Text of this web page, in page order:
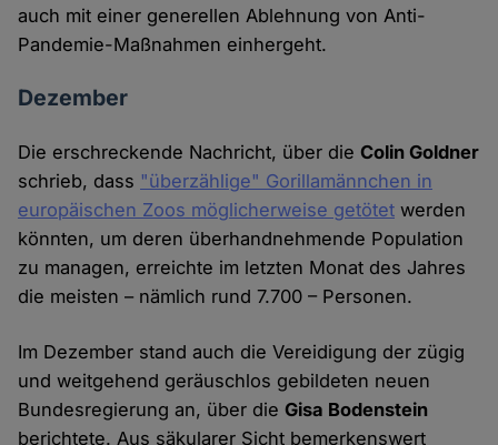
auch mit einer generellen Ablehnung von Anti-
Pandemie-Maßnahmen einhergeht.
Dezember
Die erschreckende Nachricht, über dieColin Goldner
schrieb, dass "überzählige" Gorillamännchen in
europäischen Zoos möglicherweise getötet werden
könnten, um deren überhandnehmende Population
zu managen, erreichte im letzten Monat des Jahres
die meisten – nämlich rund 7.700 – Personen.
Im Dezember stand auch die Vereidigung der zügig
und weitgehend geräuschlos gebildeten neuen
Bundesregierung an, über dieGisa Bodenstein
berichtete. Aus säkularer Sicht bemerkenswert